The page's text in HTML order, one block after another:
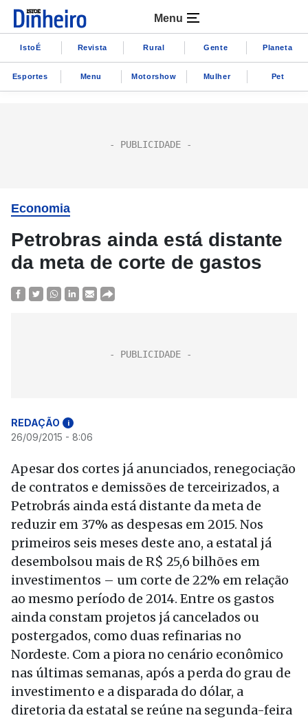
Menu
IstoÉ Revista Rural Gente Planeta
Esportes Menu Motorshow Mulher Pet
Economia
Petrobras ainda está distante
da meta de corte de gastos
REDAÇÃO i
26/09/2015 - 8:06
Apesar dos cortes já anunciados, renegociação
de contratos e demissões de terceirizados, a
Petrobrás ainda está distante da meta de
reduzir em 37% as despesas em 2015. Nos
primeiros seis meses deste ano, a estatal já
desembolsou mais de R$ 25,6 bilhões em
investimentos – um corte de 22% em relação
ao mesmo período de 2014. Entre os gastos
ainda constam projetos já cancelados ou
postergados, como duas refinarias no
Nordeste. Com a piora no cenário econômico
nas últimas semanas, após a perda do grau de
investimento e a disparada do dólar, a
diretoria da estatal se reúne na segunda-feira